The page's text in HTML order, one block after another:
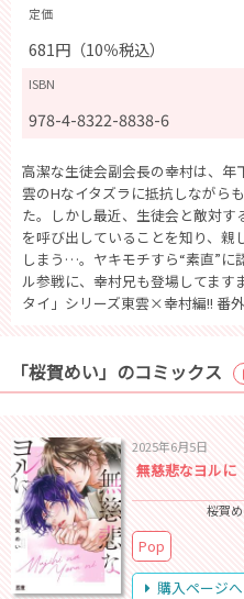
定価
681円（10％税込）
ISBN
978-4-8322-8838-6
高潔な生徒会副会長の幸村は、
雲のHなイタズラに抵抗しながら
た。しかし最近、生徒会と敵対
を呼び出していることを知り、
しまう…。ヤキモチすら“素直”
ル参戦に、幸村兄も登場してま
タイ」シリーズ東雲×幸村編!! 番
「桜賀めい」のコミックス
2025年6月5日
無慈悲なヨルに
桜賀
Pop
購入ページへ